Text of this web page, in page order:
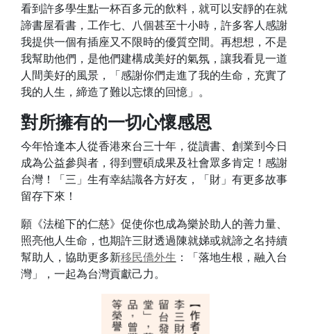
看到許多學生點一杯百多元的飲料，就可以安靜的在就
諦書屋看書，工作七、八個甚至十小時，許多客人感謝
我提供一個有插座又不限時的優質空間。再想想，不是
我幫助他們，是他們建構成美好的氣氛，讓我看見一道
人間美好的風景，「感謝你們走進了我的生命，充實了
我的人生，締造了難以忘懷的回憶」。
對所擁有的一切心懷感恩
今年恰逢本人從香港來台三十年，從讀書、創業到今日
成為公益參與者，得到豐碩成果及社會眾多肯定！感謝
台灣！「三」生有幸結識各方好友，「財」有更多故事
留存下來！
願《法槌下的仁慈》促使你也成為樂於助人的善力量、
照亮他人生命，也期許三財透過陳就娣或就諦之名持續
幫助人，協助更多新移民僑外生：「落地生根，融入台
灣」，一起為台灣貢獻己力。